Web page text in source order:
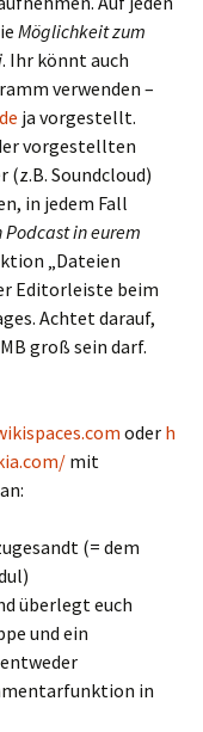
Möglichkeit zum
. Ihr könnt auch
verwenden –
ja vorgestellt.
vorgestellten
Soundcloud)
in jedem Fall
in eurem
„Dateien
Editorleiste beim
Achtet darauf,
groß sein darf.
oder h
mit
(= dem
überlegt euch
und ein
in